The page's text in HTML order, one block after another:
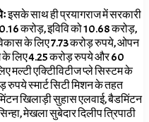
इसके साथ ही प्रयागराज में सरकारी
.16 करोड़,इविवि को10.68 करोड़,
के लिए7.73करोड़ रुपये,ओपन
के लिए4.25करोड़ रुपये और60
मल्टी एक्टिीविटीज प्ले सिस्टम के
रुपये स्मार्ट सिटी मिशन के तहत
खिलाड़ी सुहास एलवाई, बैडमिंटन
,मेखला सुबेदार दिलीप त्रिपाठी